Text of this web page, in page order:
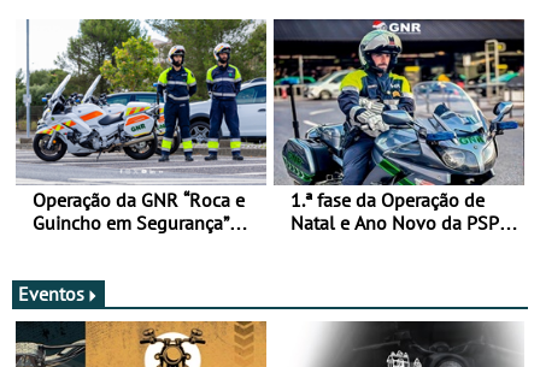
Operação da GNR “Roca e
Guincho em Segurança”
1.ª fase da Operação de
Natal e Ano Novo da PSP e
Eventos